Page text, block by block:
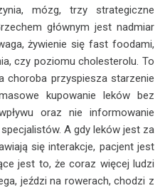
mózg, trzy strategiczne
głównym jest nadmiar
żywienie się fast foodami,
czy poziomu cholesterolu. To
choroba przyspiesza starzenie
kupowanie leków bez
oraz nie informowanie
A gdy leków jest za
się interakcje, pacjent jest
jest to, że coraz więcej ludzi
jeździ na rowerach, chodzi z